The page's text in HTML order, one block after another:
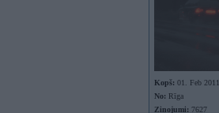
Kopš: 01. Feb 2011
No: Rīga
Ziņojumi: 7627